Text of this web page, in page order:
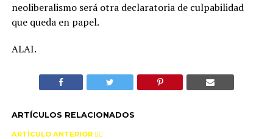
neoliberalismo será otra declaratoria de culpabilidad
que queda en papel.
ALAI.
ARTÍCULOS RELACIONADOS
ARTÍCULO ANTERIOR 👉🏻